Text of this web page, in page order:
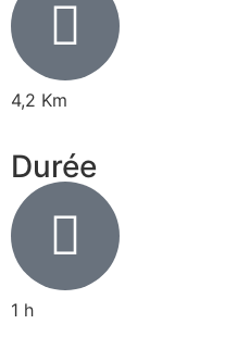
4,2 Km
Durée
1 h